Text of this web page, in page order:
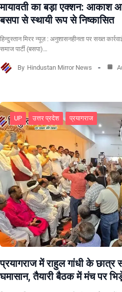
मायावती का बड़ा एक्शन: आकाश
बसपा से स्थायी रूप से निष्कासित
हिन्दुस्तान मिरर न्यूज़ : अनुशासनहीनता पर सख्त
समाज पार्टी (बसपा)…
By Hindustan Mirror News
UP उत्तर प्रदेश प्रयागराज
प्रयागराज में राहुल गांधी के
घमासान, तैयारी बैठक में मंच पर भिड़े